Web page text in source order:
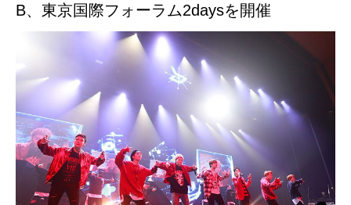
B、東京国際フォーラム2daysを開催